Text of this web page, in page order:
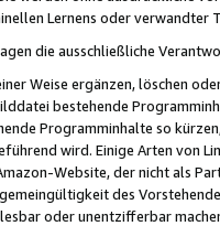
Lernens oder
die ausschließliche
Weise ergänzen, löschen
bestehende
Programminhalte so
wird. Einige Arten von
Website, der nicht als
des
oder unentzifferbar